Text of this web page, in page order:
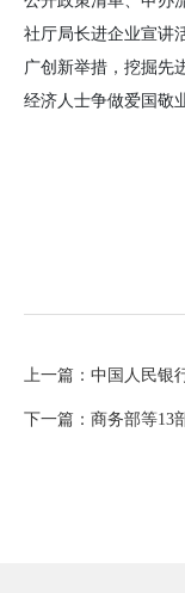
社厅局长进企业宣讲
广创新举措，挖掘先
经济人士争做爱国敬
下一篇：商务部等13